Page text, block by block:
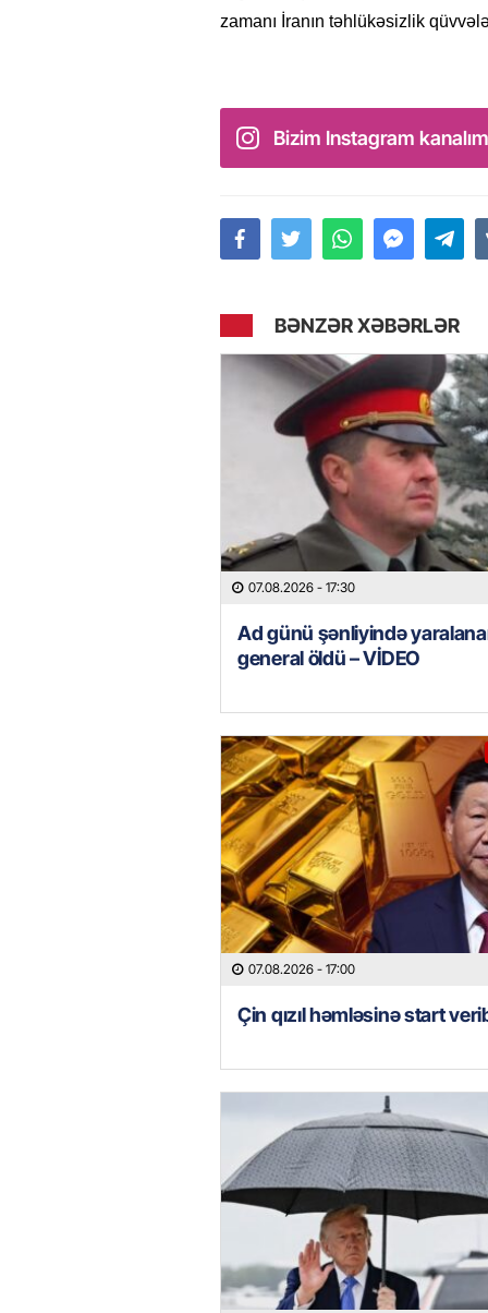
zamanı İranın təhlükəsizlik
Bizim Instagram
BƏNZƏR XƏBƏRLƏR
07.08.2026 - 17:30
Ad günü şənliyində
general öldü – VİDEO
07.08.2026 - 17:00
Çin qızıl həmləsinə start